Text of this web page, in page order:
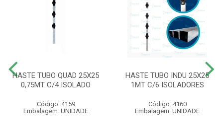
HASTE TUBO QUAD 25X25
0,75MT C/4 ISOLADO
Código: 4159
Embalagem: UNIDADE
HASTE TUBO INDU 25X25
1MT C/6 ISOLADORES
Código: 4160
Embalagem: UNIDADE